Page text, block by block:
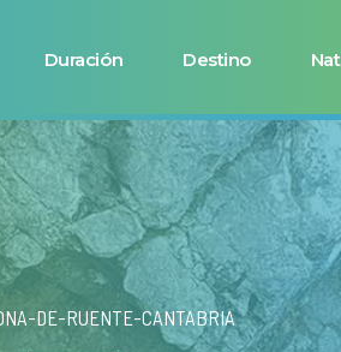
Duración Destino
DE-RUENTE-CANTABRIA